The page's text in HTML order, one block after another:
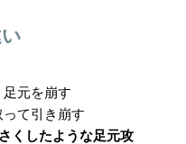
足元を崩す
って引き崩す
くしたような足元攻